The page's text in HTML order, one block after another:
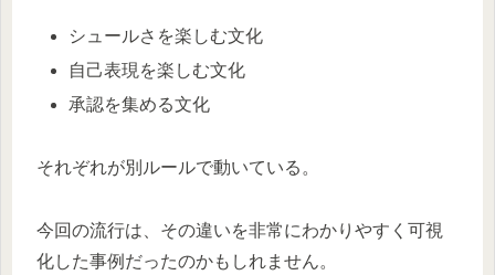
シュールさを楽しむ文化
自己表現を楽しむ文化
承認を集める文化
それぞれが別ルールで動いている。
今回の流行は、その違いを非常にわかりやすく可視
化した事例だったのかもしれません。